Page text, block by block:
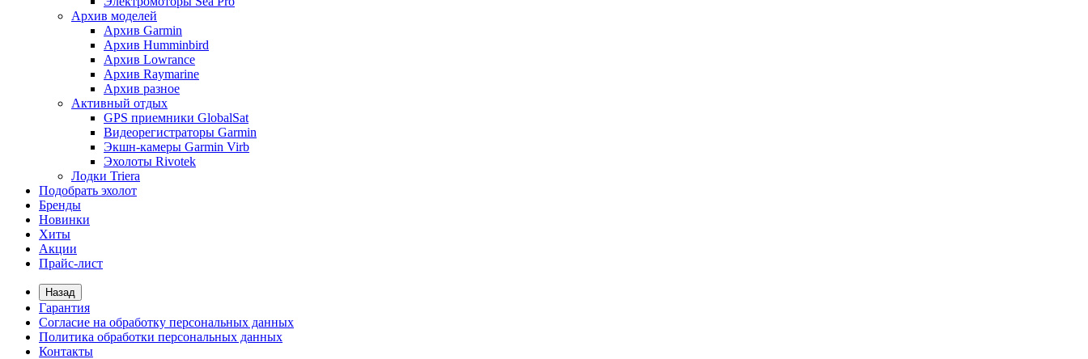
Архив моделей
Архив Garmin
Архив Humminbird
Архив Lowrance
Архив Raymarine
Архив разное
Активный отдых
GPS приемники GlobalSat
Видеорегистраторы Garmin
Экшн-камеры Garmin Virb
Эхолоты Rivotek
Лодки Triera
Подобрать эхолот
Бренды
Новинки
Хиты
Акции
Прайс-лист
Назад
Гарантия
Согласие на обработку персональных данных
Политика обработки персональных данных
Контакты